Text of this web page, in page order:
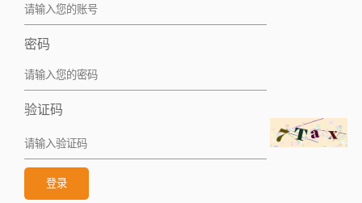
密码
验证码
登录